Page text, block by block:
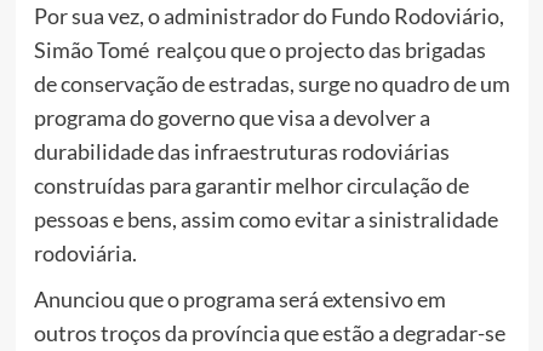
Por sua vez, o administrador do Fundo Rodoviário,
Simão Tomé realçou que o projecto das brigadas
de conservação de estradas, surge no quadro de um
programa do governo que visa a devolver a
durabilidade das infraestruturas rodoviárias
construídas para garantir melhor circulação de
pessoas e bens, assim como evitar a sinistralidade
rodoviária.
Anunciou que o programa será extensivo em
outros troços da província que estão a degradar-se